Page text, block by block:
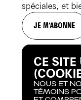
CE
NOUS ET
TÉMOINS
spéciales, et
JE M’ABONNE